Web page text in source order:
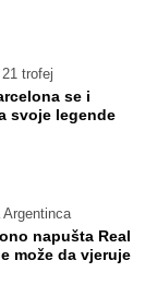
trofej
se i
svoje legende
Argentinca
napušta Real
može da vjeruje